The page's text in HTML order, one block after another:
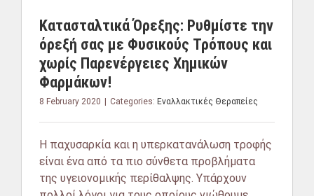
Κατασταλτικά Όρεξης: Ρυθμίστε την
όρεξή σας με Φυσικούς Τρόπους και
χωρίς Παρενέργειες Χημικών
Φαρμάκων!
8 February 2020 Categories: Εναλλακτικές Θεραπείες
Η παχυσαρκία και η υπερκατανάλωση τροφής
είναι ένα από τα πιο σύνθετα προβλήματα
της υγειονομικής περίθαλψης. Υπάρχουν